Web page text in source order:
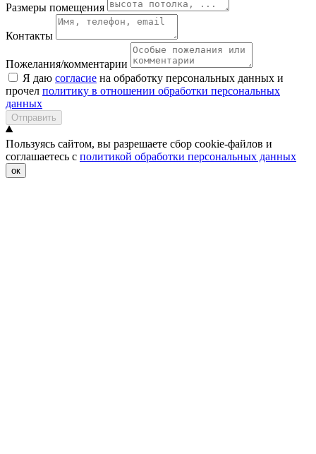
Размеры помещения
Контакты
Пожелания/комментарии
Я даю согласие на обработку персональных данных и
прочел политику в отношении обработки персональных
данных
Отправить
Пользуясь сайтом, вы разрешаете сбор cookie-файлов и
соглашаетесь с политикой обработки персональных данных
ок